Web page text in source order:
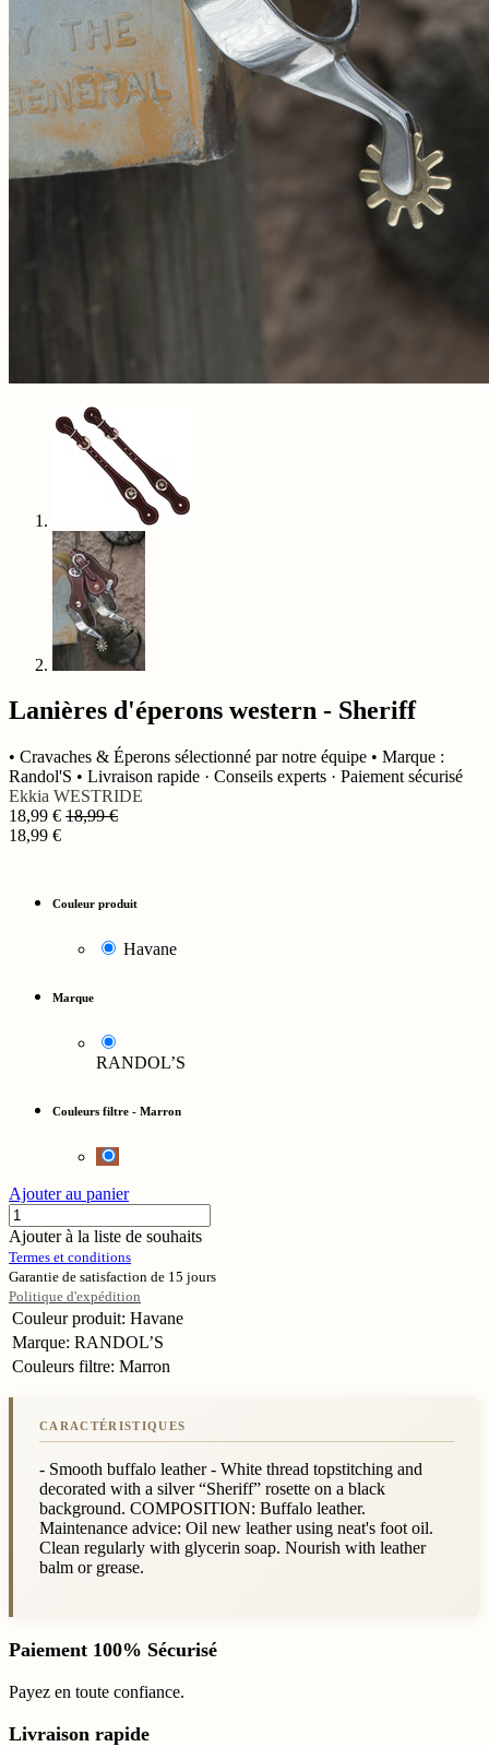
Lanières d'éperons western - Sheriff
• Cravaches & Éperons sélectionné par notre équipe • Marque :
Randol'S • Livraison rapide · Conseils experts · Paiement sécurisé
Ekkia WESTRIDE
18,99 € 18,99€
18,99 €
Couleur produit
Havane
Marque
RANDOL’S
Couleurs filtre - Marron
Ajouter au panier
Ajouter à la liste de souhaits
Termes et conditions
Garantie de satisfaction de 15 jours
Politique d'expédition
Couleur produit: Havane
Marque: RANDOL’S
Couleurs filtre: Marron
- Smooth buffalo leather - White thread topstitching and
decorated with a silver “Sheriff” rosette on a black
background. COMPOSITION: Buffalo leather.
Maintenance advice: Oil new leather using neat's foot oil.
Clean regularly with glycerin soap. Nourish with leather
balm or grease.
Paiement 100% Sécurisé
Payez en toute confiance.
Livraison rapide